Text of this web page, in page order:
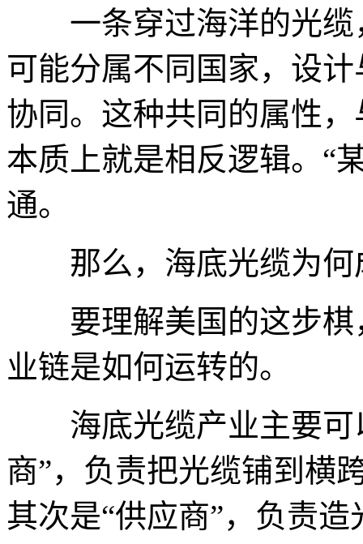
一条穿过海洋的光缆
可能分属不同国家，设
协同。这种共同的属性
本质上就是相反逻辑。“
通。
那么，海底光缆为何
要理解美国的这步棋
业链是如何运转的。
海底光缆产业主要可
商”，负责把光缆铺到横
其次是“供应商”，负责